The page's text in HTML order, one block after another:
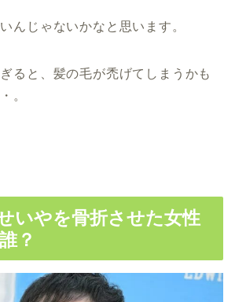
んじゃないかなと思います。
ると、髪の毛が禿げてしまうかも
。
いやを骨折させた女性
？